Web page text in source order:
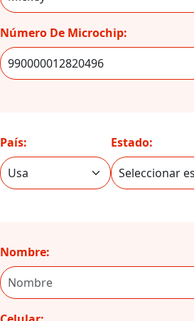
Número De Microchip:
País: Estado:
Nombre: